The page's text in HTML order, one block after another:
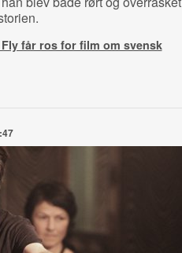
Fly får ros for film om svensk